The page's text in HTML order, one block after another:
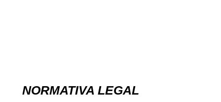
NORMATIVA LEGAL